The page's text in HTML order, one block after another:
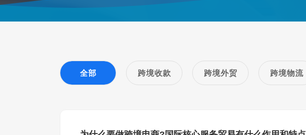
全部 跨境收款 跨境外贸 跨境物流